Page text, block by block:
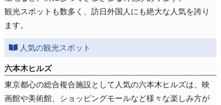
観光スポットも数多く、訪日外国人にも絶大な人気を誇り
ます。
人気の観光スポット
六本木ヒルズ
東京都心の総合複合施設として人気の六本木ヒルズは、映
画館や美術館、ショッピングモールなど様々な楽しみ方が